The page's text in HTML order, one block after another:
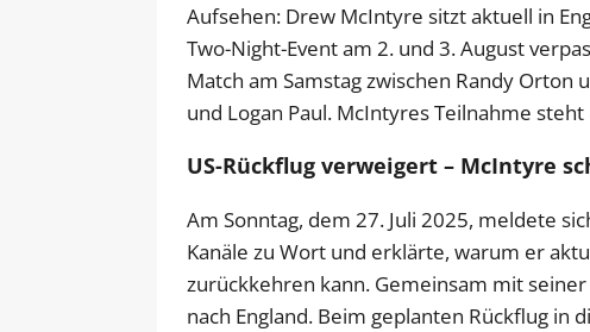
Aufsehen: Drew McIntyre sitzt aktuell in
Two-Night-Event am 2. und 3. August
Match am Samstag zwischen Randy Orton
und Logan Paul. McIntyres Teilnahme
US-Rückflug verweigert – McIntyre
Am Sonntag, dem 27. Juli 2025, meldete
Kanäle zu Wort und erklärte, warum er
zurückkehren kann. Gemeinsam mit
nach England. Beim geplanten Rückflug in